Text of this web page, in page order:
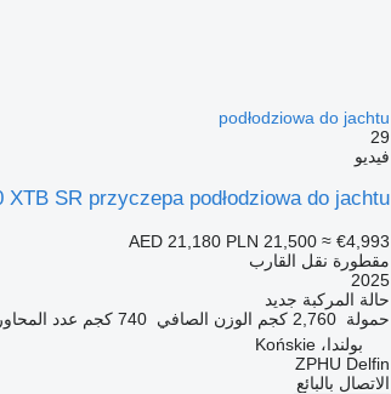
podłodziowa do jachtu
29
فيديو
XTB SR przyczepa podłodziowa do jachtu
AED 21,180 PLN 21,500 ≈ €4,993
مقطورة نقل القارب
2025
حالة المركبة جديد
حمولة 2,760 كجم الوزن الصافي 740 كجم عدد المحاور
بولندا، Końskie
ZPHU Delfin
الاتصال بالبائع